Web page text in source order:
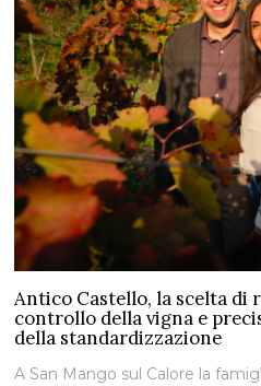
Antico Castello, la scelta di
controllo della vigna e
della standardizzazione
A San Mango sul Calore la